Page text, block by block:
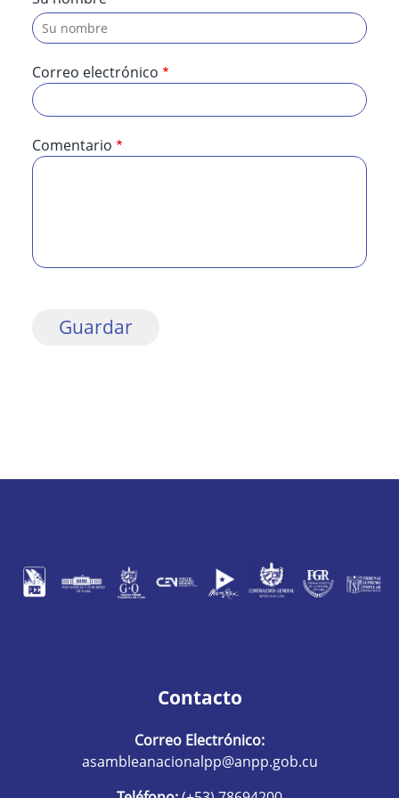
Correo electrónico
Comentario
Contacto
Correo Electrónico:
asambleanacionalpp@anpp.gob.cu